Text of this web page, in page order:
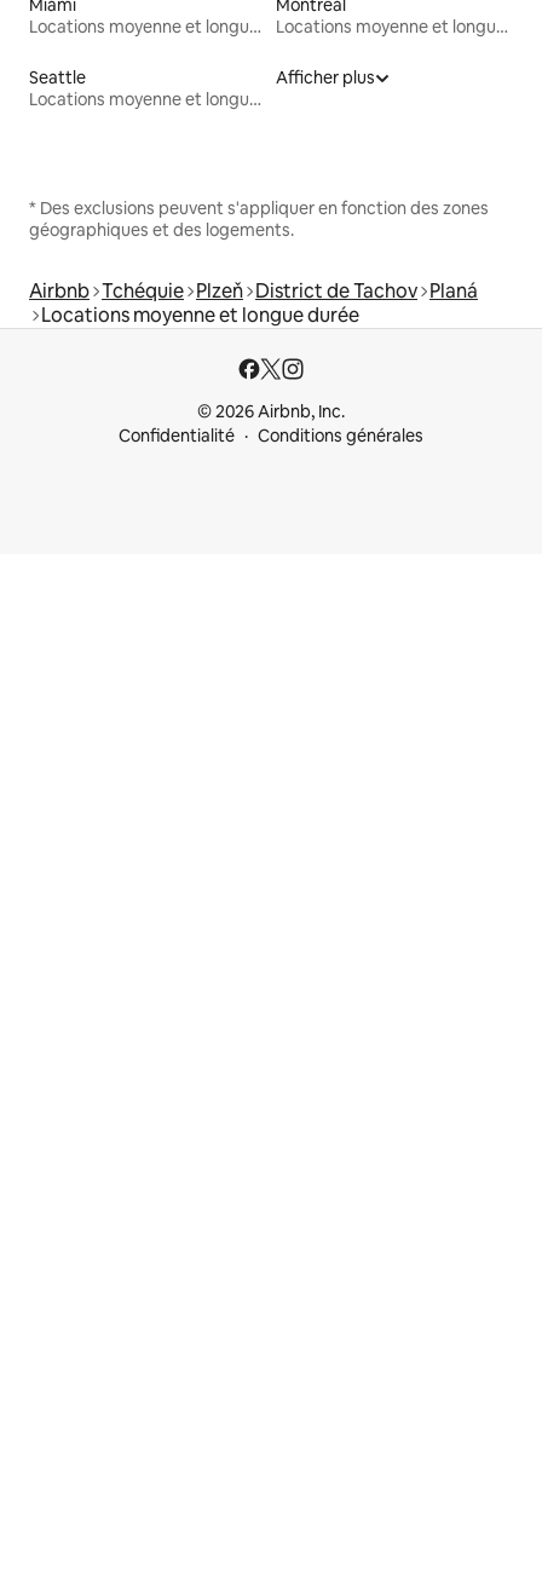
Miami
Locations moyenne et longue durée
Montréal
Locations moyenne et longue durée
Seattle
Locations moyenne et longue durée
Afficher plus
* Des exclusions peuvent s'appliquer en fonction des zones
géographiques et des logements.
Airbnb Tchéquie Plzeň District de Tachov Planá
Locations moyenne et longue durée
© 2026 Airbnb, Inc.
Confidentialité
Conditions générales